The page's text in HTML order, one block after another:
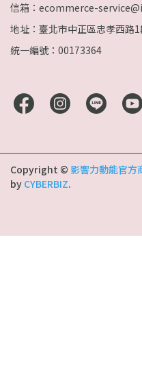
信箱：ecommerce-
地址：臺北市中正區忠孝西路
統一編號：00173364
Copyright © 影響力動能官方
by CYBERBIZ.